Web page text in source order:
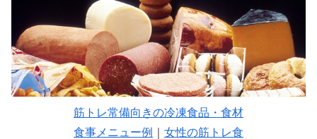
筋トレ常備向きの冷凍食品・食材
食事メニュー例
女性の筋トレ食